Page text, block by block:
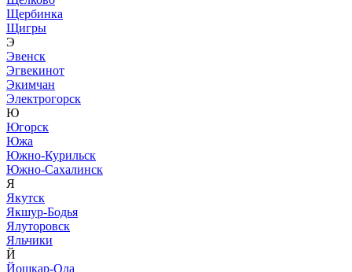
Щербинка
Щигры
Э
Эвенск
Эгвекинот
Экимчан
Электрогорск
Ю
Югорск
Южа
Южно-Курильск
Южно-Сахалинск
Я
Якутск
Якшур-Бодья
Ялуторовск
Яльчики
Й
Йошкар-Ола